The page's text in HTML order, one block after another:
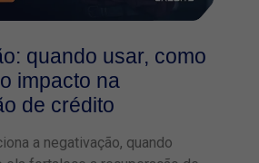
quando usar, como
impacto na
de crédito
a negativação, quando